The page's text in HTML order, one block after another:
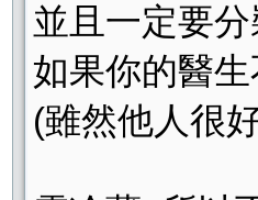
並且一定要
如果你的醫
(雖然他人很